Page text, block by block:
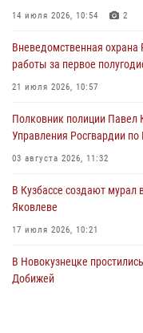
Росгвардейцы пресекли
05 августа 2026, 08:10
Росгвардейцы в Юрге
05 августа 2026, 07:45
14 июля 2026, 10:54 2
Вневедомственная охрана
работы за первое
21 июля 2026, 10:57
Полковник полиции Павел
Управления Росгвардии
03 августа 2026, 11:32
В Кузбассе создают мурал
Яковлеве
17 июля 2026, 10:21
В Новокузнецке
Добижей